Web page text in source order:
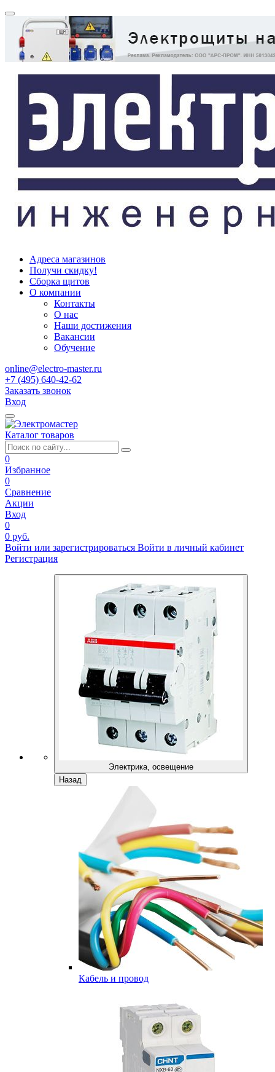
Адреса магазинов
Получи скидку!
Сборка щитов
О компании
Контакты
О нас
Наши достижения
Вакансии
Обучение
online@electro-master.ru
+7 (495) 640-42-62
Заказать звонок
Вход
Каталог товаров
0
Избранное
0
Сравнение
Акции
Вход
0
0 руб.
Войти или зарегистрироваться Войти в личный кабинет
Регистрация
Электрика, освещение
Назад
Кабель и провод